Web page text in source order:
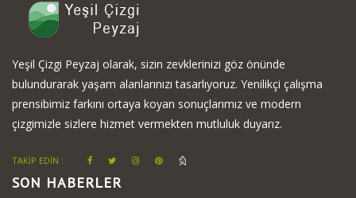
Yeşil Çizgi Peyzaj olarak, sizin zevklerinizi göz önünde
bulundurarak yaşam alanlarınızı tasarlıyoruz. Yenilikçi çalışma
prensibimiz farkını ortaya koyan sonuçlarımız ve modern
çizgimizle sizlere hizmet vermekten mutluluk duyarız.
TAKİP EDİN :
SON HABERLER